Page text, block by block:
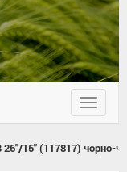
Toggle
15" (117817) чорно-